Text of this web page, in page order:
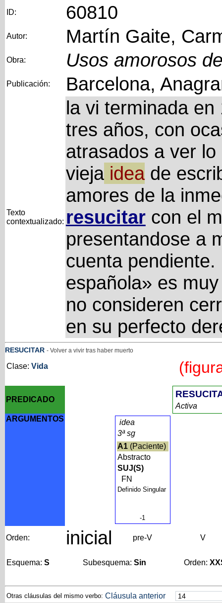
ID: 60810
Autor: Martín Gaite,
Obra: Usos amorosos
Publicación: Barcelona,
Texto
contextualizado:
la vi terminada
tres años, con
atrasados a ver
viejaideade
amores de la
resucitarcon el
presentandose a
cuenta
española» es
no consideren
en su perfecto
RESUCITAR - Volver a vivir tras haber muerto
Clase: Vida
PREDICADO
Activa
ARGUMENTOS
idea
3ª sg
A1(Paciente)
Abstracto
SUJ(S)
FN
Definido Singular
-1
Orden: inicial pre-V V
Esquema: S Subesquema: Sin Orden:
Otras cláusulas del mismo verbo: Cláusula anterior